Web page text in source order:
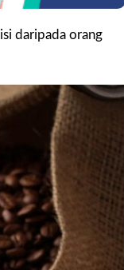
daripada orang